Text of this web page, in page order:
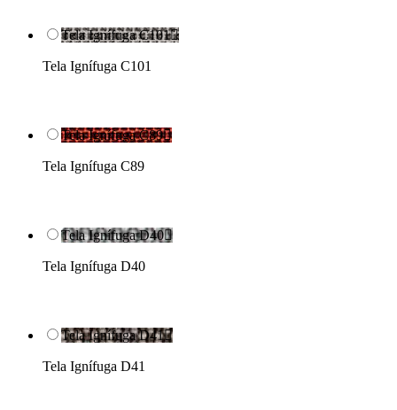
Tela Ignífuga C101
Tela Ignífuga C101
Tela Ignífuga C89
Tela Ignífuga C89
Tela Ignífuga D40
Tela Ignífuga D40
Tela Ignífuga D41
Tela Ignífuga D41